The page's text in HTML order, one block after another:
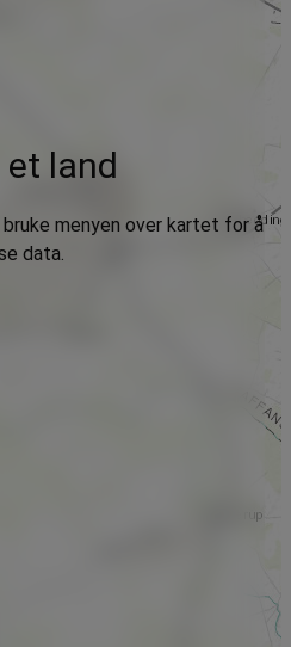
et land
menyen over kartet for å
data.